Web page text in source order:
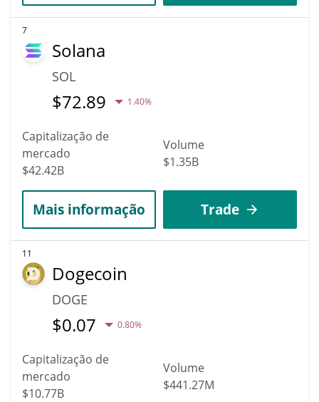
7
Solana
SOL
$72.89 1.40%
Capitalização de
mercado
$42.42B
Volume
$1.35B
Mais informação Trade
11
Dogecoin
DOGE
$0.07 0.80%
Capitalização de
mercado
$10.77B
Volume
$441.27M